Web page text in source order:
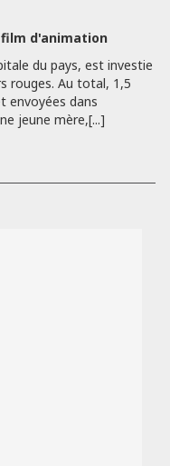
film d'animation
du pays, est investie
rouges. Au total, 1,5
envoyées dans
jeune mère,[...]